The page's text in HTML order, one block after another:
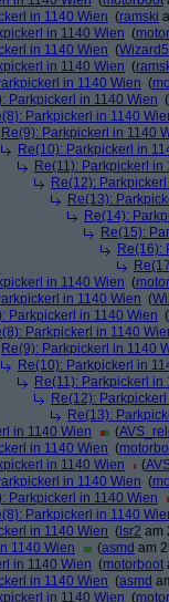
in 1140 Wien (ramski
in 1140 Wien (
in 1140 Wien (
in 1140 Wien (
in 1140 Wien (
Parkpickerl in 1140 Wien (
Parkpickerl in 1140
Re(9): Parkpickerl in 1140
Re(10): Parkpickerl in
Re(11): Parkpickerl in
Re(12):
Re(13):
Re(14):
Re(15):
Re(16):
in 1140 Wien (
in 1140 Wien (
Parkpickerl in 1140 Wien (
Parkpickerl in 1140
Re(9): Parkpickerl in 1140
Re(10): Parkpickerl in
Re(11): Parkpickerl in
Re(12):
Re(13):
in 1140 Wien
(
in 1140 Wien (
in 1140 Wien
(
in 1140 Wien (
Parkpickerl in 1140 Wien
Parkpickerl in 1140
in 1140 Wien ( lsr2 am
1140 Wien
(asmd am
in 1140 Wien (motorboot
in 1140 Wien (asmd
in 1140 Wien (